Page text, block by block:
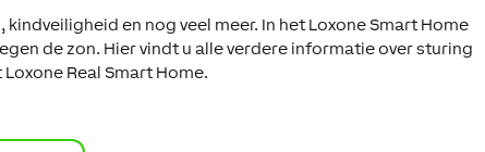
en nog veel meer. In het Loxone Smart Home
de zon. Hier vindt u alle verdere informatie over sturing
Real Smart Home.